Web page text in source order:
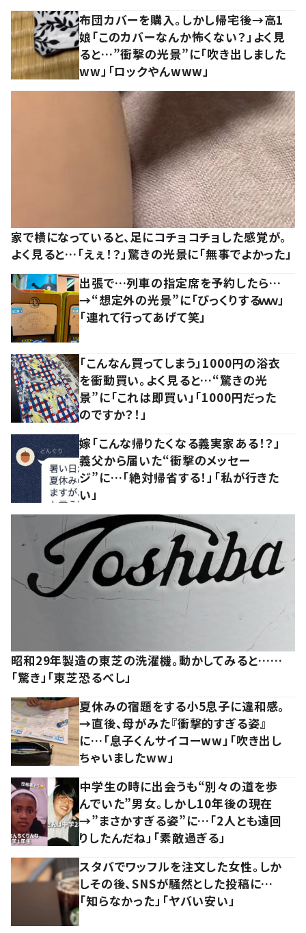
布団カバーを購入。しかし帰宅後→高1
娘「このカバーなんか怖くない？」よく見
ると…”衝撃の光景”に「吹き出しました
ww」「ロックやんwww」
家で横になっていると、足にコチョコチョした感覚が。
よく見ると…「えぇ！？」驚きの光景に「無事でよかった」
出張で…列車の指定席を予約したら…
→“想定外の光景”に「びっくりするｗｗ」
「連れて行ってあげて笑」
「こんなん買ってしまう」1000円の浴衣
を衝動買い。よく見ると…“驚きの光
景”に「これは即買い」「1000円だった
のですか？！」
嫁「こんな帰りたくなる義実家ある！？」
義父から届いた“衝撃のメッセー
ジ”に…「絶対帰省する！」「私が行きた
い」
昭和29年製造の東芝の洗濯機。動かしてみると……
「驚き」「東芝恐るべし」
夏休みの宿題をする小5息子に違和感。
→直後、母がみた『衝撃的すぎる姿』
に…「息子くんサイコーww」「吹き出し
ちゃいましたww」
中学生の時に出会うも“別々の道を歩
んでいた”男女。しかし10年後の現在
→”まさかすぎる姿”に…「2人とも遠回
りしたんだね」「素敵過ぎる」
スタバでワッフルを注文した女性。しか
しその後、SNSが騒然とした投稿に…
「知らなかった」「ヤバい安い」